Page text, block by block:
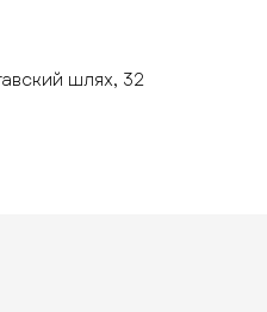
шлях, 32